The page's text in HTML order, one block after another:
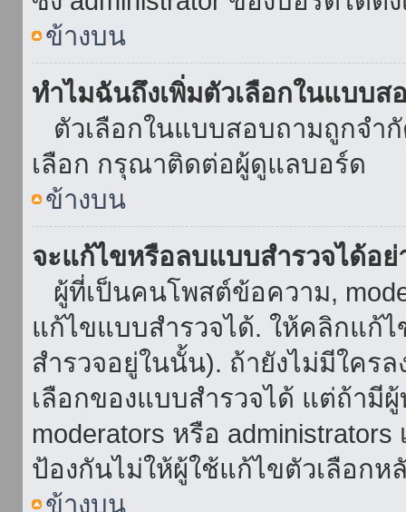
ข้างบน
ทำไมฉันถึงเพิ่มตัวเลือกในแบบส
ตัวเลือกในแบบสอบถามถูกจำ
เลือก กรุณาติดต่อผู้ดูแลบอร์ด
ข้างบน
จะแก้ไขหรือลบแบบสำรวจได้อย่
ผู้ที่เป็นคนโพสต์ข้อความ,
แก้ไขแบบสำรวจได้. ให้คลิกแก้
สำรวจอยู่ในนั้น). ถ้ายังไม่มีใค
เลือกของแบบสำรวจได้ แต่ถ้ามี
moderators หรือ
ป้องกันไม่ให้ผู้ใช้แก้ไขตัวเลือกห
ข้างบน